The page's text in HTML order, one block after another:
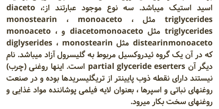
اسید استیک میباشد. سه نوع موجود عبارتند از:diaceto ،
triglycerides مثل monostearin ، monoaceto ،
triglycerides مثل diacetomonoaceto و monoaceto ،
distearinmonoaceto مثل diglyserides ، monostearin
که در آن یک گروه ئیدروکسیل مربوط به گلیسرول آزاد میباشد. نام
دیگر آن partial glyceride eserters است. اینها روغنی (چرب)
نیستند دارای نقطه ذوب پایینتر از تریگلیسریدها بوده و در صنعت
روغنهای نباتی و اسپرها ، بعنوان لایه فیلمی پوشاننده مواد غذایی و
روغنهای سخت بکار میرود.